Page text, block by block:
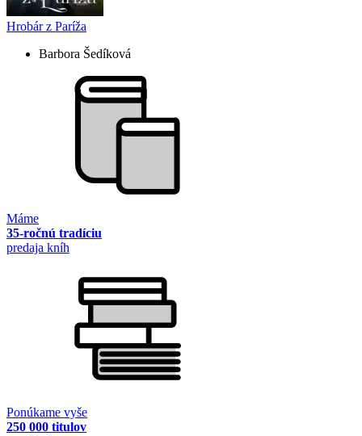
Hrobár z Paríža
Barbora Šedíková
Máme
35-ročnú tradíciu
predaja kníh
Ponúkame vyše
250 000 titulov